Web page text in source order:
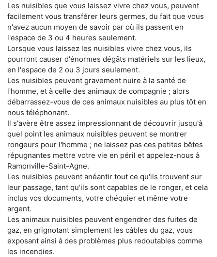
Les nuisibles que vous laissez vivre chez vous, peuvent
facilement vous transférer leurs germes, du fait que vous
n'avez aucun moyen de savoir par où ils passent en
l'espace de 3 ou 4 heures seulement.
Lorsque vous laissez les nuisibles vivre chez vous, ils
pourront causer d'énormes dégâts matériels sur les lieux,
en l'espace de 2 ou 3 jours seulement.
Les nuisibles peuvent gravement nuire à la santé de
l'homme, et à celle des animaux de compagnie ; alors
débarrassez-vous de ces animaux nuisibles au plus tôt en
nous téléphonant.
Il s'avère être assez impressionnant de découvrir jusqu'à
quel point les animaux nuisibles peuvent se montrer
rongeurs pour l'homme ; ne laissez pas ces petites bêtes
répugnantes mettre votre vie en péril et appelez-nous à
Ramonville-Saint-Agne.
Les nuisibles peuvent anéantir tout ce qu'ils trouvent sur
leur passage, tant qu'ils sont capables de le ronger, et cela
inclus vos documents, votre chéquier et même votre
argent.
Les animaux nuisibles peuvent engendrer des fuites de
gaz, en grignotant simplement les câbles du gaz, vous
exposant ainsi à des problèmes plus redoutables comme
les incendies.